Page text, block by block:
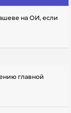
на ОИ, если
главной